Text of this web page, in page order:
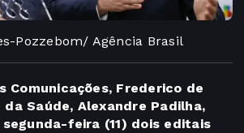
Pozzebom/ Agência Brasil
Comunicações, Frederico de
da Saúde, Alexandre Padilha,
feira (11) dois editais